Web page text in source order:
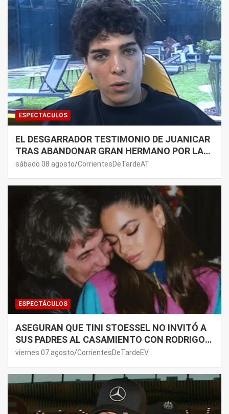
ESPECTÁCULOS
EL DESGARRADOR TESTIMONIO DE JUANICAR
TRAS ABANDONAR GRAN HERMANO POR LA
SALUD DE SU MAMÁ.
sábado 08 agosto CorrientesDeTardeAT
ESPECTÁCULOS
ASEGURAN QUE TINI STOESSEL NO INVITÓ A
SUS PADRES AL CASAMIENTO CON RODRIGO
DE PAUL: LOS MOTIVOS
viernes 07 agosto CorrientesDeTardeEV